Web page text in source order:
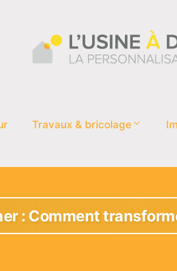
Travaux & bricolage
: Comment